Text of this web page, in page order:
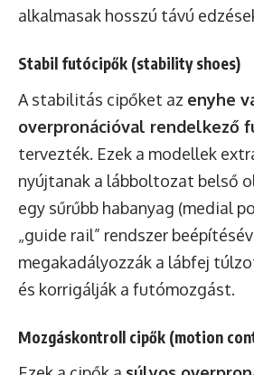
alkalmasak hosszú távú
Stabil futócipők (stability shoes)
A stabilitás cipőket az enyhe
overpronációval rendelkező
tervezték. Ezek a modellek
nyújtanak a lábboltozat belső
egy sűrűbb habanyag (medial
„guide rail” rendszer
megakadályozzák a lábfej
és korrigálják a futómozgást.
Mozgáskontroll cipők (motion